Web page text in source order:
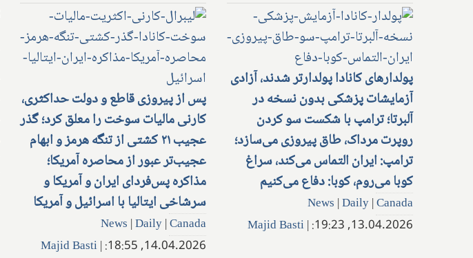
پس از پیروزی قاطع و دولت حداکثری،
کارنی مالیات سوخت را معلق کرد؛ گذر
عجیب ۲۱ کشتی از تنگه هرمز و ابهام
عجیب‌تر عبور از محاصره آمریکا؛
مذاکره پس‌فردای ایران و آمریکا و
سرشاخی ایتالیا با اسرائیل و آمریکا
News |Daily|Canada
14.04.2026, 18:55:
|
Majid Basti
پولدارهای کانادا پولدارتر شدند، آزادی
آزمایشات پزشکی بدون نسخه در
آلبرتا؛ ترامپ با شکست سو کردن
روپرت مرداک، طاق پیروزی می‌سازد؛
ترامپ: ایران التماس می‌کند، سراغ
کوبا می‌روم، کوبا: دفاع می‌کنیم
News |Daily|Canada
13.04.2026, 19:23:
|
Majid Basti